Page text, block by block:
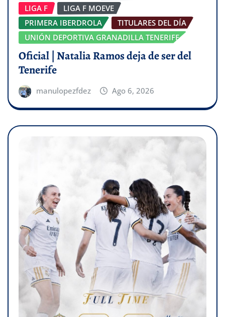
LIGA F
LIGA F MOEVE
PRIMERA IBERDROLA
TITULARES DEL DÍA
UNIÓN DEPORTIVA GRANADILLA TENERIFE
Oficial | Natalia Ramos deja de ser del
Tenerife
manulopezfdez Ago 6, 2026